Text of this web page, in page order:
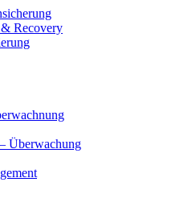
Recovery
Überwachung